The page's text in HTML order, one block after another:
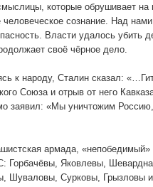
которые обрушивает
сознание. Над
Власти удалось убить
своё чёрное дело.
к народу, Сталин сказал:
Союза и отрыв от него
заявил: «Мы уничтожим
армада,
Горбачёвы, Яковлевы,
Шуваловы, Сурковы, Грызловы